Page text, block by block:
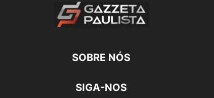
SOBRE NÓS
SIGA-NOS